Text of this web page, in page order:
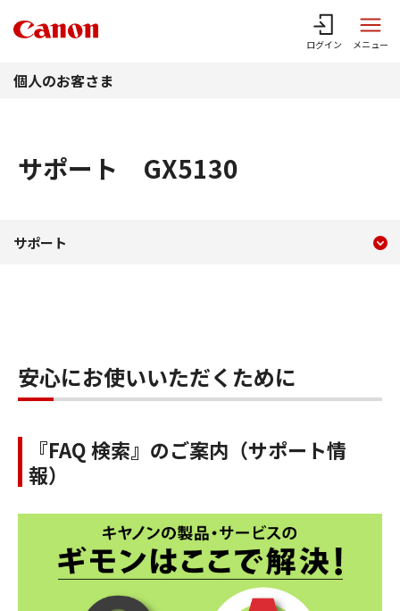
ログイン メニュー
個人のお客さま
サポート GX5130
サポート
安心にお使いいただくために
『FAQ 検索』のご案内（サポート情
報）